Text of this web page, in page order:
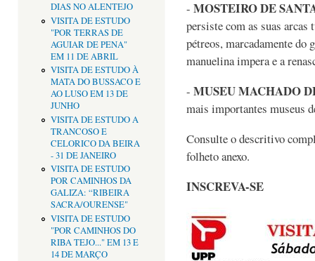
DIAS NO ALENTEJO
VISITA DE ESTUDO
"POR TERRAS DE
AGUIAR DE PENA"
EM 11 DE ABRIL
VISITA DE ESTUDO À
MATA DO BUSSACO E
AO LUSO EM 13 DE
JUNHO
VISITA DE ESTUDO A
TRANCOSO E
CELORICO DA BEIRA
- 31 DE JANEIRO
VISITA DE ESTUDO
POR CAMINHOS DA
GALIZA: “RIBEIRA
SACRA/OURENSE"
VISITA DE ESTUDO
"POR CAMINHOS DO
RIBA TEJO..." EM 13 E
14 DE MARÇO
- MOSTEIRO DE
persiste com as suas arcas
pétreos, marcadamente do
manuelina impera e a
- MUSEU MACHADO
mais importantes museus
Consulte o descritivo
folheto anexo.
INSCREVA-SE